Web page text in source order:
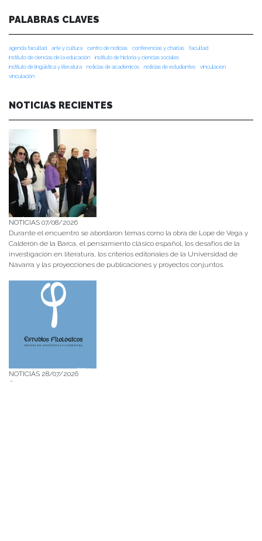
PALABRAS CLAVES
agenda facultad arte y cultura centro de noticias conferencias y charlas
facultad
instituto de ciencias de la educación
instituto de historia y ciencias sociales
instituto de lingüística y literatura
noticias de académicos noticias de estudiantes
vinculacion
vinculación
NOTICIAS RECIENTES
NOTICIAS 07/08/2026
Durante el encuentro se abordaron temas como la obra de Lope de Vega y
Calderón de la Barca, el pensamiento clásico español, los desafíos de la
investigación en literatura, los criterios editoriales de la Universidad de
Navarra y las proyecciones de publicaciones y proyectos conjuntos.
NOTICIAS 28/07/2026